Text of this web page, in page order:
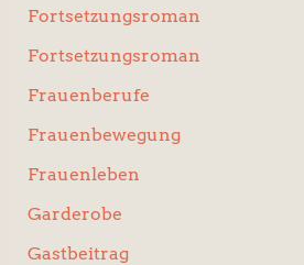
Fortsetzungsroman
Fortsetzungsroman
Frauenberufe
Frauenbewegung
Frauenleben
Garderobe
Gastbeitrag